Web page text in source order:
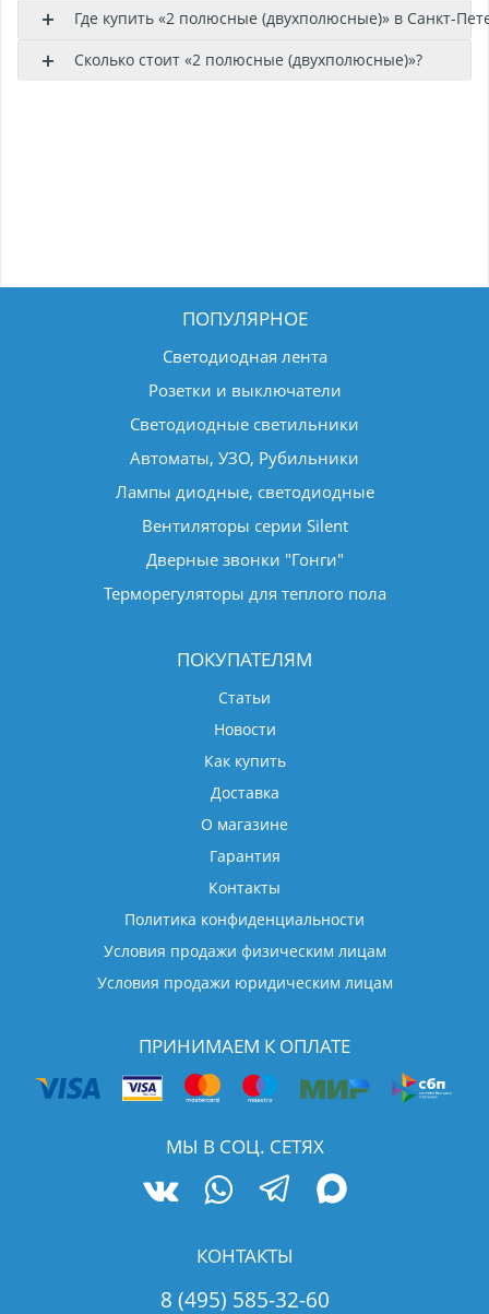
Где купить «2 полюсные (двухполюсные)» в Санкт-
Сколько стоит «2 полюсные (двухполюсные)»?
ПОПУЛЯРНОЕ
Светодиодная лента
Розетки и выключатели
Светодиодные светильники
Автоматы, УЗО, Рубильники
Лампы диодные, светодиодные
Вентиляторы серии Silent
Дверные звонки "Гонги"
Терморегуляторы для теплого пола
ПОКУПАТЕЛЯМ
Статьи
Новости
Как купить
Доставка
О магазине
Гарантия
Контакты
Политика конфиденциальности
Условия продажи физическим лицам
Условия продажи юридическим лицам
ПРИНИМАЕМ К ОПЛАТЕ
МЫ В СОЦ. СЕТЯХ
КОНТАКТЫ
8 (495) 585-32-60